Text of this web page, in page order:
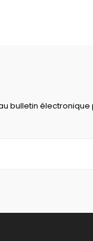
bulletin électronique